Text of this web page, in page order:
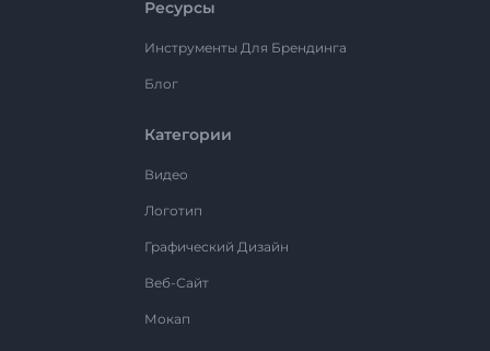
Ресурсы
Инструменты Для Брендинга
Блог
Категории
Видео
Логотип
Графический Дизайн
Веб-Сайт
Мокап